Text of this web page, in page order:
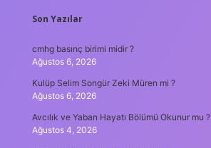
SIDEBAR
Son Yazılar
cmhg basınç birimi midir ?
Ağustos 6, 2026
Kulüp Selim Songür Zeki Müren mi ?
Ağustos 6, 2026
Avcılık ve Yaban Hayatı Bölümü Okunur mu ?
Ağustos 4, 2026